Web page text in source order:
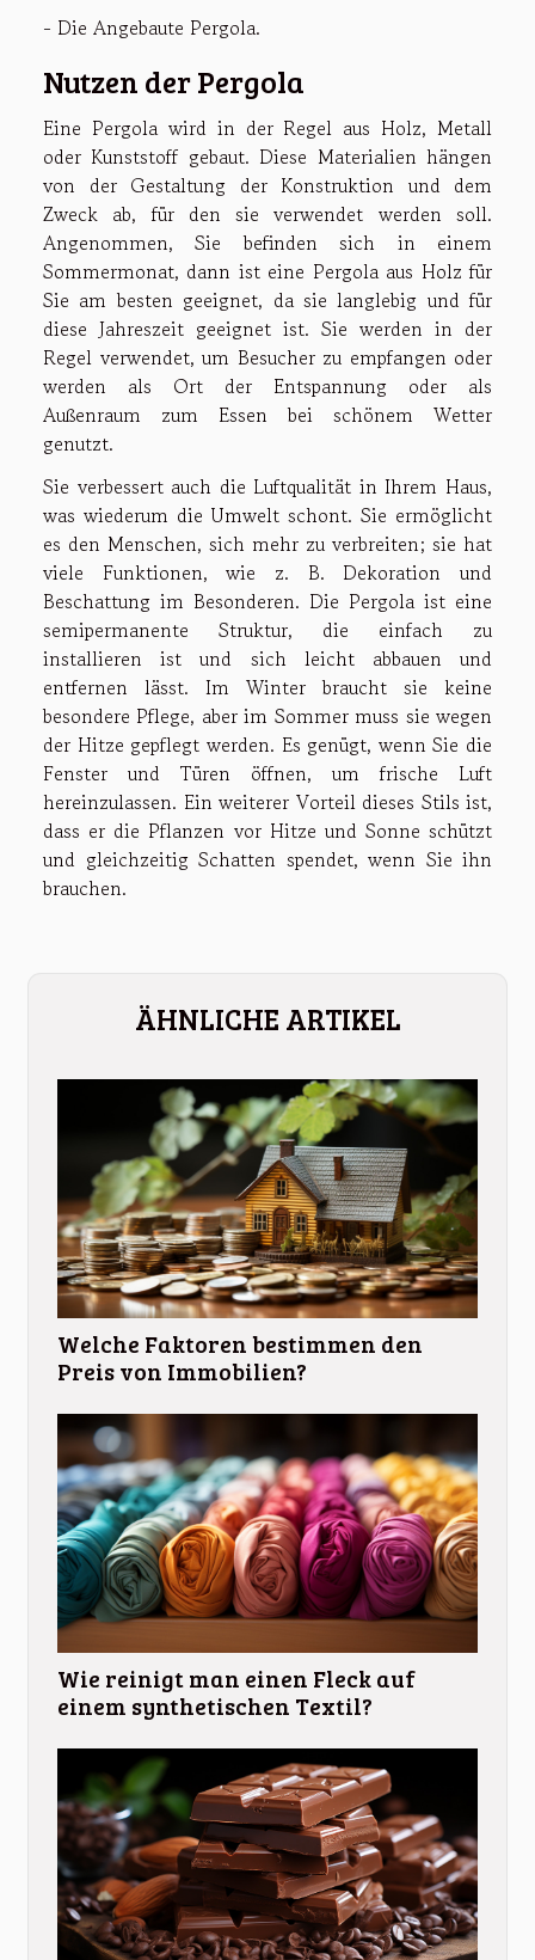
- Die Angebaute Pergola.
Nutzen der Pergola
Eine Pergola wird in der Regel aus Holz, Metall
oder Kunststoff gebaut. Diese Materialien hängen
von der Gestaltung der Konstruktion und dem
Zweck ab, für den sie verwendet werden soll.
Angenommen, Sie befinden sich in einem
Sommermonat, dann ist eine Pergola aus Holz für
Sie am besten geeignet, da sie langlebig und für
diese Jahreszeit geeignet ist. Sie werden in der
Regel verwendet, um Besucher zu empfangen oder
werden als Ort der Entspannung oder als
Außenraum zum Essen bei schönem Wetter
genutzt.
Sie verbessert auch die Luftqualität in Ihrem Haus,
was wiederum die Umwelt schont. Sie ermöglicht
es den Menschen, sich mehr zu verbreiten; sie hat
viele Funktionen, wie z. B. Dekoration und
Beschattung im Besonderen. Die Pergola ist eine
semipermanente Struktur, die einfach zu
installieren ist und sich leicht abbauen und
entfernen lässt. Im Winter braucht sie keine
besondere Pflege, aber im Sommer muss sie wegen
der Hitze gepflegt werden. Es genügt, wenn Sie die
Fenster und Türen öffnen, um frische Luft
hereinzulassen. Ein weiterer Vorteil dieses Stils ist,
dass er die Pflanzen vor Hitze und Sonne schützt
und gleichzeitig Schatten spendet, wenn Sie ihn
brauchen.
ÄHNLICHE ARTIKEL
Welche Faktoren bestimmen den
Preis von Immobilien?
Wie reinigt man einen Fleck auf
einem synthetischen Textil?